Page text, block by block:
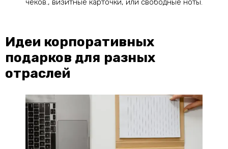
чеков., визитные карточки, или свободные ноты.
Идеи корпоративных
подарков для разных
отраслей